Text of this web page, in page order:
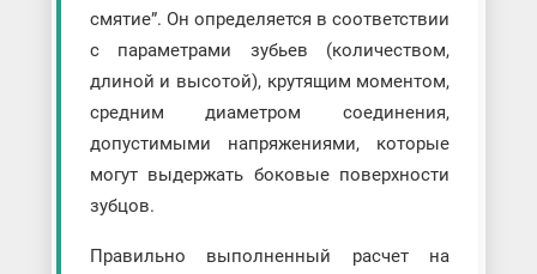
смятие”. Он определяется в соответствии
с параметрами зубьев (количеством,
длиной и высотой), крутящим моментом,
средним диаметром соединения,
допустимыми напряжениями, которые
могут выдержать боковые поверхности
зубцов.
Правильно выполненный расчет на